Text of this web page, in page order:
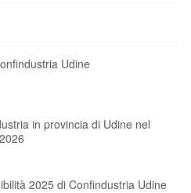
Udine
in provincia di Udine nel
2025 di Confindustria Udine